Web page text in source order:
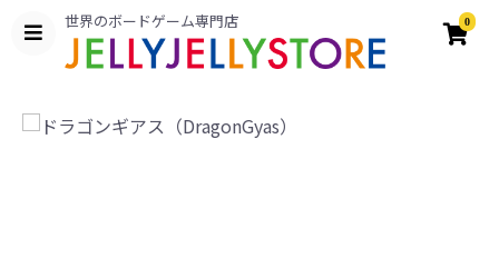
世界のボードゲーム専門店 0